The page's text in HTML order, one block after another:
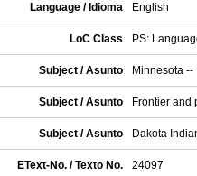
Language / Idioma English
LoC Class PS:
Subject / Asunto Minnesota --
Subject / Asunto Frontier and
Subject / Asunto Dakota
EText-No. / Texto No. 24097